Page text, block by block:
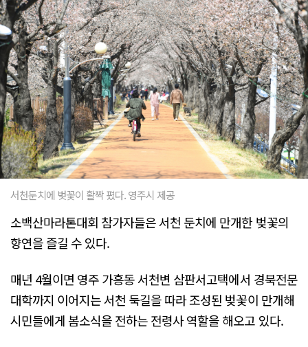
서천둔치에 벚꽃이 활짝 폈다. 영주시 제공
소백산마라톤대회 참가자들은 서천 둔치에 만개한 벚꽃의
향연을 즐길 수 있다.
매년 4월이면 영주 가흥동 서천변 삼판서고택에서 경북전문
대학까지 이어지는 서천 둑길을 따라 조성된 벚꽃이 만개해
시민들에게 봄소식을 전하는 전령사 역할을 해오고 있다.